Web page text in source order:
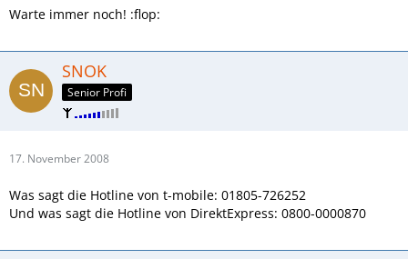
Warte immer noch! :flop:
SNOK
Senior Profi
17. November 2008
Was sagt die Hotline von t-mobile: 01805-726252
Und was sagt die Hotline von DirektExpress: 0800-0000870